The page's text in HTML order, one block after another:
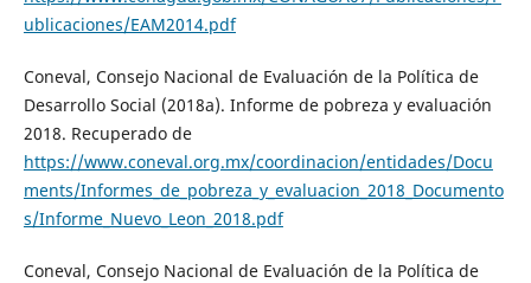
ublicaciones/EAM2014.pdf
Coneval, Consejo Nacional de Evaluación de la Política de
Desarrollo Social (2018a). Informe de pobreza y evaluación
2018. Recuperado de
https://www.coneval.org.mx/coordinacion/entidades/Docu
ments/Informes_de_pobreza_y_evaluacion_2018_Documento
s/Informe_Nuevo_Leon_2018.pdf
Coneval, Consejo Nacional de Evaluación de la Política de